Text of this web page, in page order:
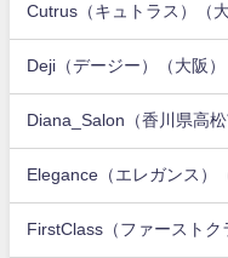
Cutrus（キュトラス）（大
Deji（デージー）（大阪）
Diana_Salon（香川県高松
Elegance（エレガンス）
FirstClass（ファーストク